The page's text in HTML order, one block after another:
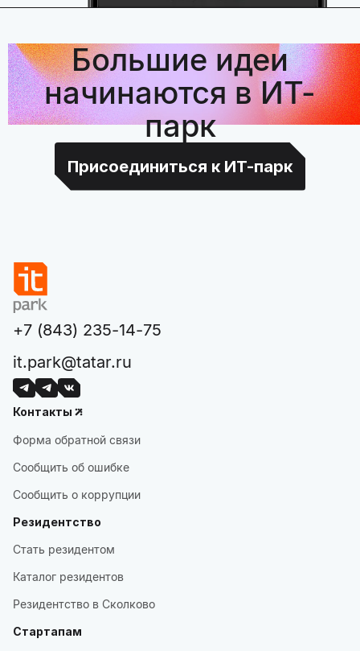
Большие идеи
начинаются в ИТ-
парк
Присоединиться к ИТ-парк
+7 (843) 235-14-75
it.park@tatar.ru
Контакты
Форма обратной связи
Сообщить об ошибке
Сообщить о коррупции
Резидентство
Стать резидентом
Каталог резидентов
Резидентство в Сколково
Стартапам